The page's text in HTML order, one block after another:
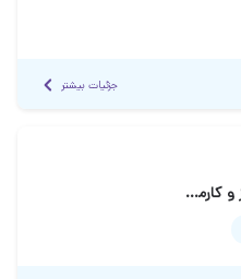
جزئیات بیشتر
نیروی تولید محتوا (کارآموز و کارمند)